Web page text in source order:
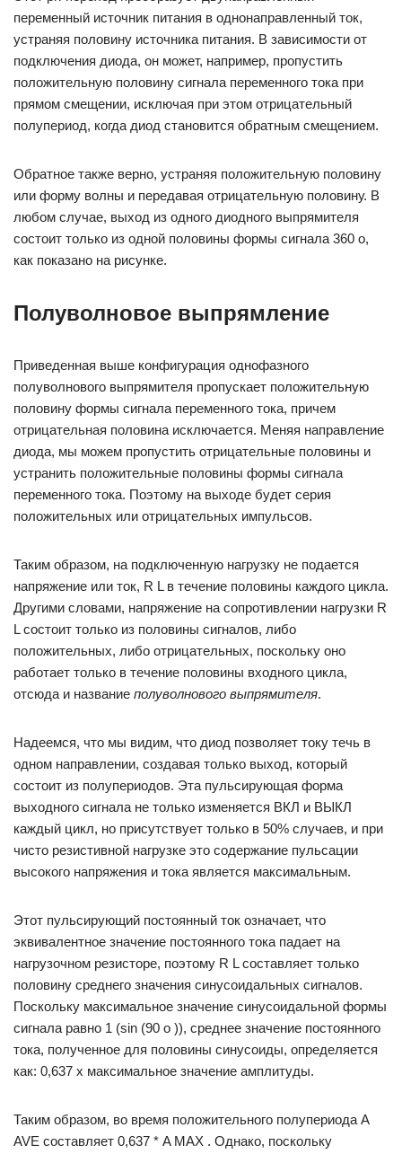
переменный источник питания в однонаправленный ток,
устраняя половину источника питания. В зависимости от
подключения диода, он может, например, пропустить
положительную половину сигнала переменного тока при
прямом смещении, исключая при этом отрицательный
полупериод, когда диод становится обратным смещением.
Обратное также верно, устраняя положительную половину
или форму волны и передавая отрицательную половину. В
любом случае, выход из одного диодного выпрямителя
состоит только из одной половины формы сигнала 360 o,
как показано на рисунке.
Полуволновое выпрямление
Приведенная выше конфигурация однофазного
полуволнового выпрямителя пропускает положительную
половину формы сигнала переменного тока, причем
отрицательная половина исключается. Меняя направление
диода, мы можем пропустить отрицательные половины и
устранить положительные половины формы сигнала
переменного тока. Поэтому на выходе будет серия
положительных или отрицательных импульсов.
Таким образом, на подключенную нагрузку не подается
напряжение или ток, R L в течение половины каждого цикла.
Другими словами, напряжение на сопротивлении нагрузки R
L состоит только из половины сигналов, либо
положительных, либо отрицательных, поскольку оно
работает только в течение половины входного цикла,
отсюда и название полуволнового выпрямителя.
Надеемся, что мы видим, что диод позволяет току течь в
одном направлении, создавая только выход, который
состоит из полупериодов. Эта пульсирующая форма
выходного сигнала не только изменяется ВКЛ и ВЫКЛ
каждый цикл, но присутствует только в 50% случаев, и при
чисто резистивной нагрузке это содержание пульсации
высокого напряжения и тока является максимальным.
Этот пульсирующий постоянный ток означает, что
эквивалентное значение постоянного тока падает на
нагрузочном резисторе, поэтому R L составляет только
половину среднего значения синусоидальных сигналов.
Поскольку максимальное значение синусоидальной формы
сигнала равно 1 (sin (90 o )), среднее значение постоянного
тока, полученное для половины синусоиды, определяется
как: 0,637 x максимальное значение амплитуды.
Таким образом, во время положительного полупериода A
AVE составляет 0,637 * A MAX . Однако, поскольку